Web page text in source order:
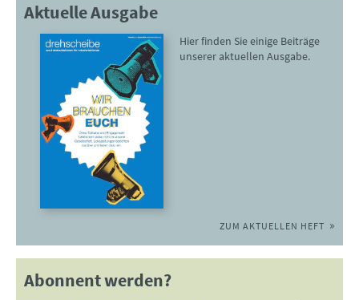
Aktuelle Ausgabe
Hier finden Sie einige Beiträge
unserer aktuellen Ausgabe.
ZUM AKTUELLEN HEFT
Abonnent werden?